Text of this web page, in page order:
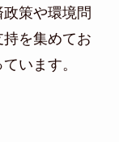
策や環境問
を集めてお
います。